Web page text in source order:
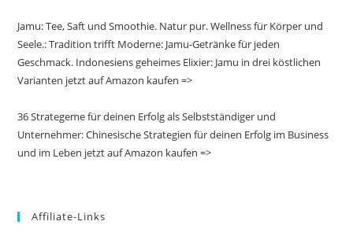
Jamu: Tee, Saft und Smoothie. Natur pur. Wellness für Körper und
Seele.: Tradition trifft Moderne: Jamu-Getränke für jeden
Geschmack. Indonesiens geheimes Elixier: Jamu in drei köstlichen
Varianten jetzt auf Amazon kaufen =>
36 Strategeme für deinen Erfolg als Selbstständiger und
Unternehmer: Chinesische Strategien für deinen Erfolg im Business
und im Leben jetzt auf Amazon kaufen =>
Affiliate-Links